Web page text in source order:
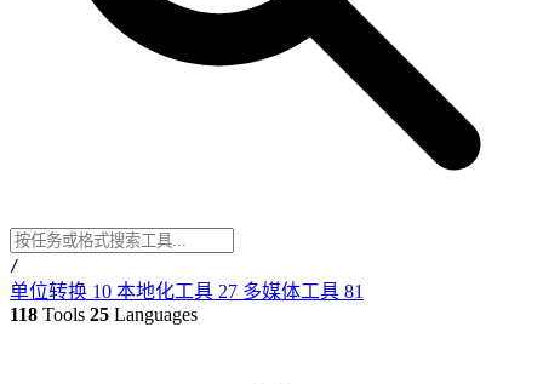
/
单位转换 10 本地化工具 27 多媒体工具 81
118 Tools 25 Languages